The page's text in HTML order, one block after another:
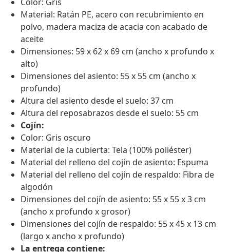
Material: Ratán PE, acero con recubrimiento en
polvo, madera maciza de acacia con acabado de
aceite
Dimensiones: 59 x 62 x 69 cm (ancho x profundo x
alto)
Dimensiones del asiento: 55 x 55 cm (ancho x
profundo)
Altura del asiento desde el suelo: 37 cm
Altura del reposabrazos desde el suelo: 55 cm
Cojín:
Color: Gris oscuro
Material de la cubierta: Tela (100% poliéster)
Material del relleno del cojín de asiento: Espuma
Material del relleno del cojín de respaldo: Fibra de
algodón
Dimensiones del cojín de asiento: 55 x 55 x 3 cm
(ancho x profundo x grosor)
Dimensiones del cojín de respaldo: 55 x 45 x 13 cm
(largo x ancho x profundo)
La entrega contiene: